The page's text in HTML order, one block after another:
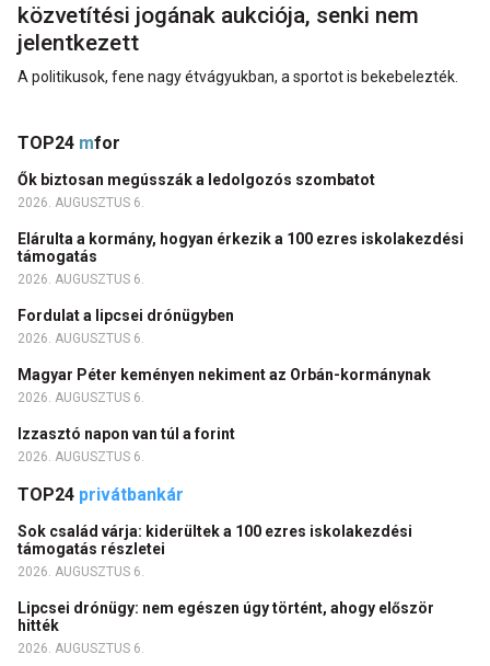
közvetítési jogának aukciója, senki nem
jelentkezett
A politikusok, fene nagy étvágyukban, a sportot is bekebelezték.
TOP24 mfor
Ők biztosan megússzák a ledolgozós szombatot
2026. AUGUSZTUS 6.
Elárulta a kormány, hogyan érkezik a 100 ezres iskolakezdési
támogatás
2026. AUGUSZTUS 6.
Fordulat a lipcsei drónügyben
2026. AUGUSZTUS 6.
Magyar Péter keményen nekiment az Orbán-kormánynak
2026. AUGUSZTUS 6.
Izzasztó napon van túl a forint
2026. AUGUSZTUS 6.
TOP24 privátbankár
Sok család várja: kiderültek a 100 ezres iskolakezdési
támogatás részletei
2026. AUGUSZTUS 6.
Lipcsei drónügy: nem egészen úgy történt, ahogy először
hitték
2026. AUGUSZTUS 6.